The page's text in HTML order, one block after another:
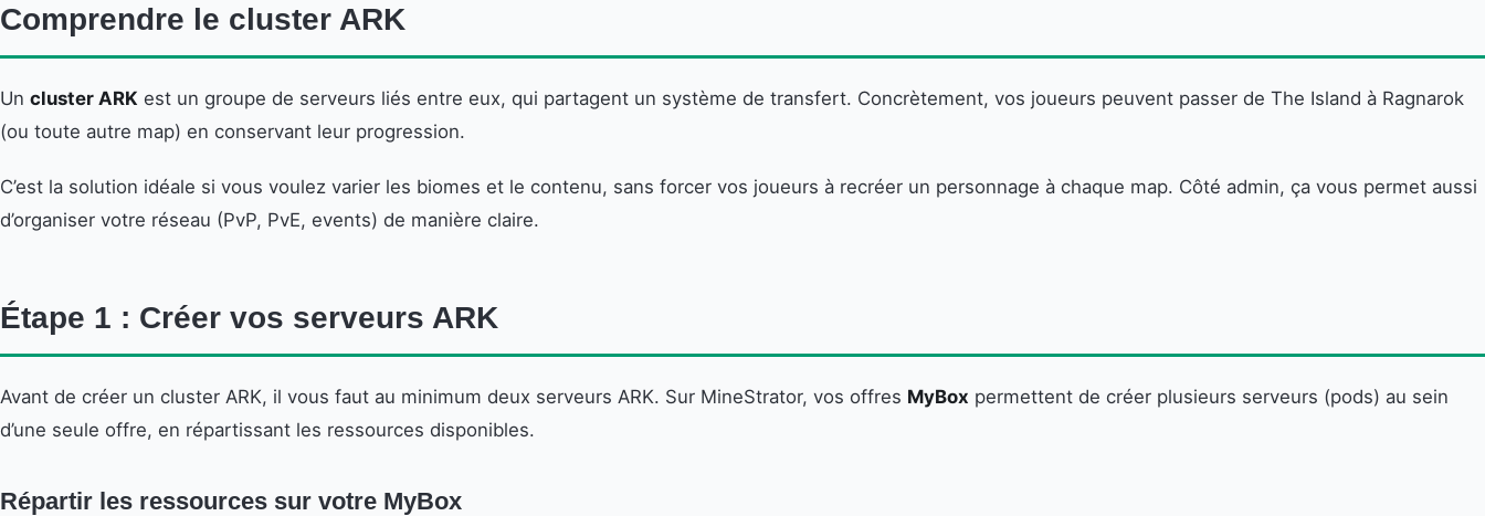
Comprendre le cluster ARK
Un cluster ARK est un groupe de serveurs liés entre eux, qui partagent un système de transfert. Concrètement, vos joueurs peuvent passer de The Island à Ragnarok
(ou toute autre map) en conservant leur progression.
C’est la solution idéale si vous voulez varier les biomes et le contenu, sans forcer vos joueurs à recréer un personnage à chaque map. Côté admin, ça vous permet aussi
d’organiser votre réseau (PvP, PvE, events) de manière claire.
Étape 1 : Créer vos serveurs ARK
Avant de créer un cluster ARK, il vous faut au minimum deux serveurs ARK. Sur MineStrator, vos offres MyBox permettent de créer plusieurs serveurs (pods) au sein
d’une seule offre, en répartissant les ressources disponibles.
Répartir les ressources sur votre MyBox